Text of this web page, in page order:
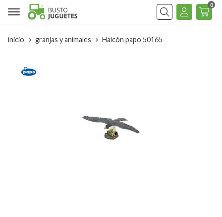
Buscar
0
inicio granjas y animales Halcón papo 50165